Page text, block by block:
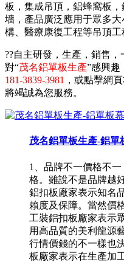
板，集成吊頂，鋁蜂窩板
墻，產品廣泛應用于眾多
構、醫療康復工程等吊頂工
??自主研發，生產，銷售
對“茂名鋁單板生產”感興趣
181-3839-3981 ，或點擊網
將竭誠為您服務。
茂名鋁單板生產-鋁單
1、品牌不一價格不
格。雖說不是品牌越
鋁扣板廠家表示知名
賴度及保障。當然價
工裝鋁扣板廠家表示
用高品質的美利龍源
行情價錢的不一樣也
板廠家表示在生產加